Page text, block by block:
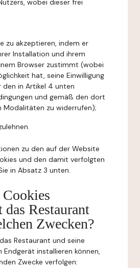
wobei dieser frei
zu akzeptieren, indem er
Installation und ihrem
Browser zustimmt (wobei
hat, seine Einwilligung
in Artikel 4 unten
und gemäß den dort
Modalitäten zu widerrufen);
zu den auf der Website
und den damit verfolgten
in Absatz 3 unten.
Cookies
das Restaurant
Zwecken?
Restaurant und seine
Endgerät installieren können,
Zwecke verfolgen: